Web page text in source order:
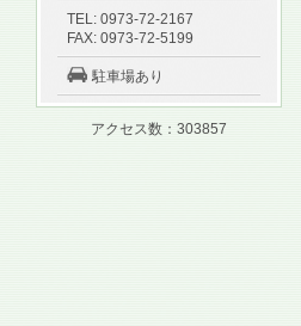
TEL: 0973-72-2167
FAX: 0973-72-5199
駐車場あり
アクセス数：303857